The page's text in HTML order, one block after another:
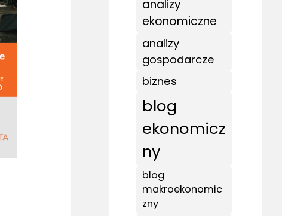
analizy
ekonomiczne
analizy
gospodarcze
biznes
blog
ekonomicz
ny
blog
makroekonomic
zny